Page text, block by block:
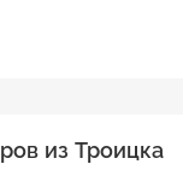
из Троицка